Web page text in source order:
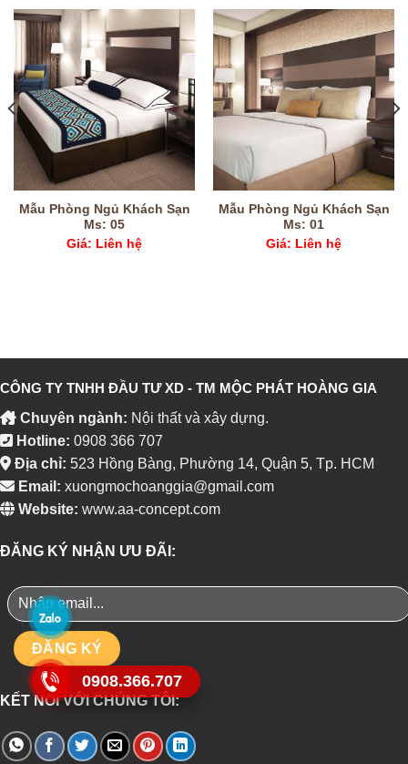
Mẫu Phòng Ngủ Khách Sạn
Ms: 05
Giá: Liên hệ
Mẫu Phòng Ngủ Khách Sạn
Ms: 01
Giá: Liên hệ
CÔNG TY TNHH ĐẦU TƯ XD - TM MỘC PHÁT HOÀNG GIA
Chuyên ngành: Nội thất và xây dựng.
Hotline: 0908 366 707
Địa chỉ: 523 Hồng Bàng, Phường 14, Quận 5, Tp. HCM
Email: xuongmochoanggia@gmail.com
Website: www.aa-concept.com
ĐĂNG KÝ NHẬN ƯU ĐÃI:
KẾT NỐI VỚI CHÚNG TÔI:
0908.366.707